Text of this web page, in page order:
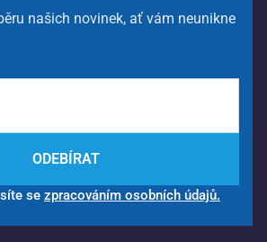
našich novinek, ať vám neunikne
ODEBÍRAT
se zpracováním osobních údajů.